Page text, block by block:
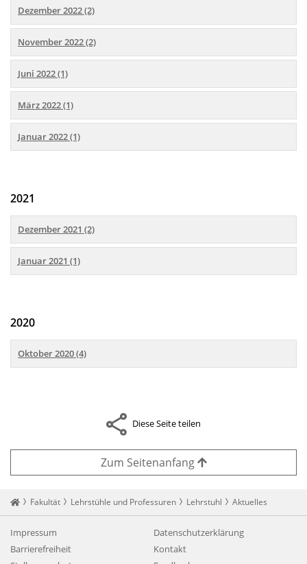
Dezember 2022 (2)
November 2022 (2)
Juni 2022 (1)
März 2022 (1)
Januar 2022 (1)
2021
Dezember 2021 (2)
Januar 2021 (1)
2020
Oktober 2020 (4)
Diese Seite teilen
Zum Seitenanfang
Startseite
Fakultät Lehrstühle und Professuren Lehrstuhl Aktuelles
Impressum
Datenschutzerklärung
Barrierefreiheit
Kontakt